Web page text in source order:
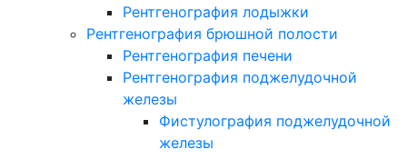
Рентгенография лодыжки
Рентгенография брюшной полости
Рентгенография печени
Рентгенография поджелудочной
железы
Фистулография поджелудочной
железы